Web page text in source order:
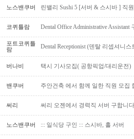
노스밴쿠버 린밸리 Sushi 5 [서버 & 스시바 ] 직
코퀴틀람 Dental Office Administrative Assistant
포트코퀴틀
람
Dental Receptionist (덴탈 리셉셔니
버나비 택시 기사모집( 공항픽업/대리운전)
밴쿠버 주안건축 에서 함께 일한 직원 모집
써리 써리 오젠에서 경력직 서버 구합니다
노스밴쿠버 ::: 일식당 구인 ::: 스시바, 홀 서버